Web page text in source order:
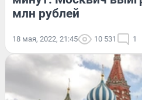
млн рублей
18 мая, 2022, 21:45 10 531 1